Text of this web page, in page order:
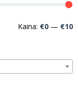
Kaina: €0 — €10